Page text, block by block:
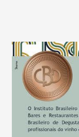
mediterrânea e
wrap atum. Quarta:
Quinta: salada
mediterrânea e
wrap atum. Sobre
cardápio exclusivo
Leitão, o